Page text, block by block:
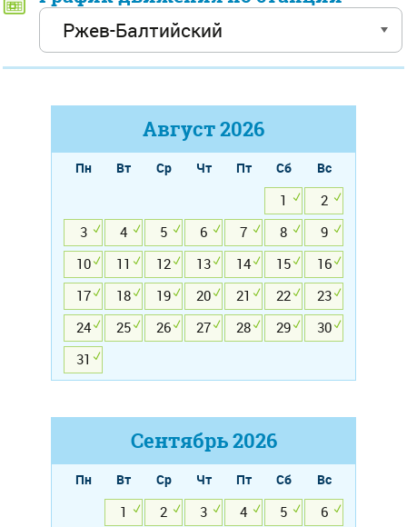
Август2026
Пн Вт Ср Чт Пт Сб
Вс
1
2
3
4 5 6 7 8
9
10
11 12 13 14 15
16
17
18 19 20 21 22
23
24
25 26 27 28 29
30
31
Сентябрь2026
Пн Вт Ср Чт Пт Сб
Вс
1
2 3 4 5
6